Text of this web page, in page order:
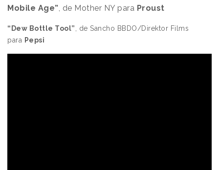
Mobile Age”, de Mother NY para Proust
“Dew Bottle Tool” , de Sancho BBDO/Direktor Films
para Pepsi